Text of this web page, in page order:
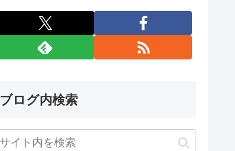
ブログ内検索